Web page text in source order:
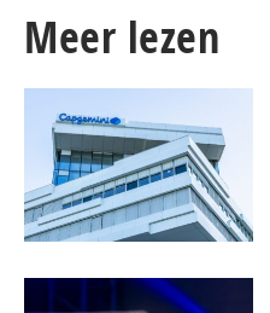
Meer lezen